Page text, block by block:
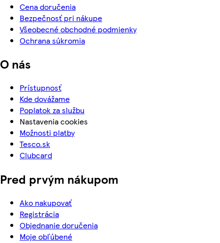
Cena doručenia
Bezpečnosť pri nákupe
Všeobecné obchodné podmienky
Ochrana súkromia
O nás
Prístupnosť
Kde dovážame
Poplatok za službu
Nastavenia cookies
Možnosti platby
Tesco.sk
Clubcard
Pred prvým nákupom
Ako nakupovať
Registrácia
Objednanie doručenia
Moje obľúbené